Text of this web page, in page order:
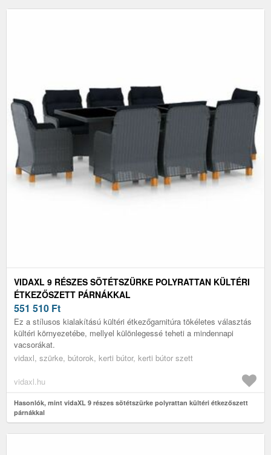
VIDAXL 9 RÉSZES SÖTÉTSZÜRKE POLYRATTAN KÜLTÉRI
ÉTKEZŐSZETT PÁRNÁKKAL
551 510 Ft
Ez a stílusos kialakítású kültéri étkezőgarnitúra tökéletes választás
kültéri környezetébe, mellyel különlegessé teheti a mindennapi
vacsorákat.
vidaxl, szürke, bútorok, kerti bútor, kerti bútor szett
vidaxl.hu
Hasonlók, mint vidaXL 9 részes sötétszürke polyrattan kültéri étkezőszett
párnákkal